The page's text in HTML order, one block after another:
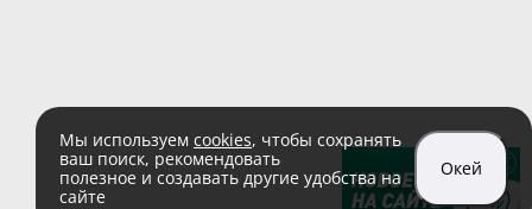
Мы используем cookies, чтобы сохранять
ваш поиск, рекомендовать
полезное и создавать другие удобства на
сайте
Окей